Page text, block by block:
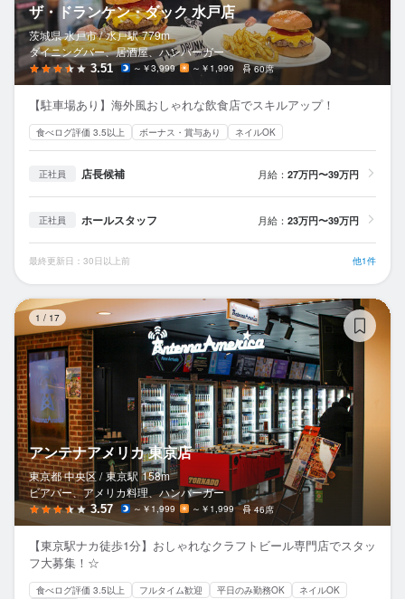
ザ・ドランケン・ダック 水戸店
茨城県 水戸市 / 水戸駅 779m
ダイニングバー、居酒屋、ハンバーガー
3.51 ～￥3,999 ～￥1,999 60席
【駐車場あり】海外風おしゃれな飲食店でスキルアップ！
食べログ評価 3.5以上 ボーナス・賞与あり ネイルOK
正社員 店長候補 月給： 27万円〜39万円
正社員 ホールスタッフ 月給： 23万円〜39万円
最終更新日：30日以上前 他1件
1 / 17
アンテナアメリカ 東京店
東京都 中央区 / 東京駅 158m
ビアバー、アメリカ料理、ハンバーガー
3.57 ～￥1,999 ～￥1,999 46席
【東京駅ナカ徒歩1分】おしゃれなクラフトビール専門店でスタッ
フ大募集！☆
食べログ評価 3.5以上 フルタイム歓迎 平日のみ勤務OK
ネイルOK